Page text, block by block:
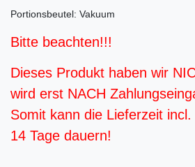
Portionsbeutel: Vakuum
Bitte beachten!!!
Dieses Produkt haben wir
wird erst NACH
Somit kann die Lieferzeit
14 Tage dauern!